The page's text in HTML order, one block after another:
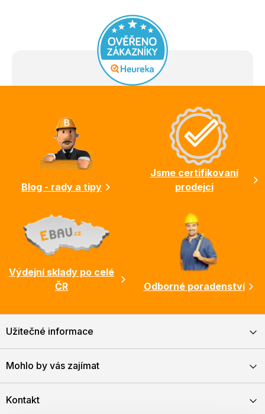
Blog - rady a tipy
Jsme certifikovaní
prodejci
Výdejní sklady po celé
ČR
Odborné poradenství
Užitečné informace
Mohlo by vás zajímat
Kontakt